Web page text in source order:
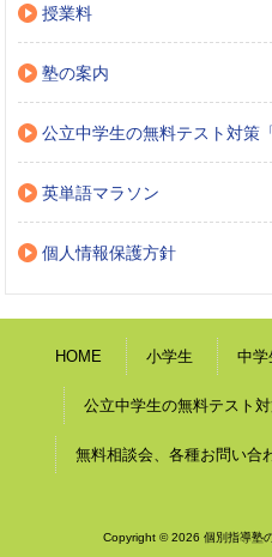
授業料
塾の案内
公立中学生の無料テスト対策
英単語マラソン
個人情報保護方針
HOME 小学生 中学
公立中学生の無料テスト対
無料相談会、各種お問い合
Copyright © 2026 個別指導塾